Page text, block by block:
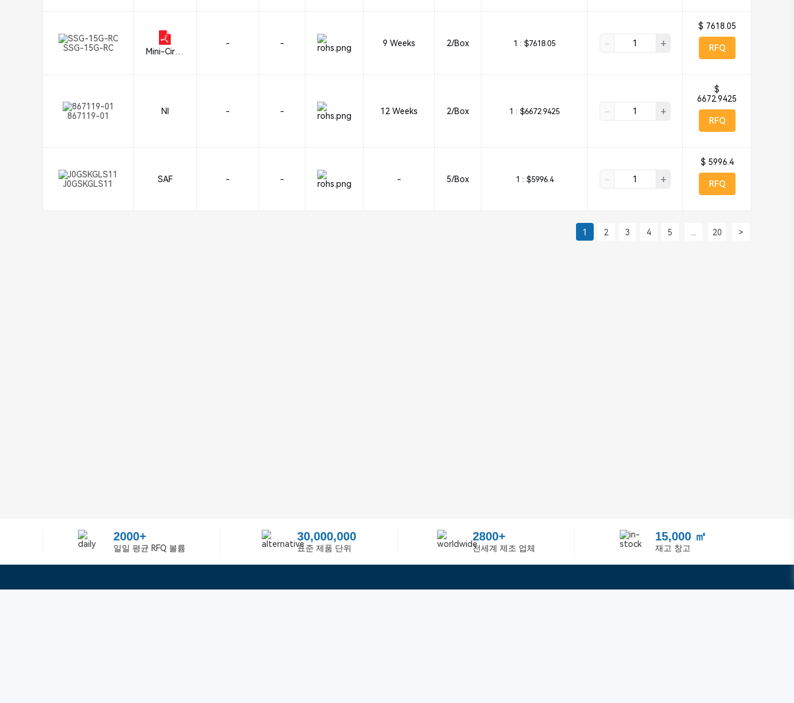
SSG-15G-RC
Mini-Circu
- - 9 Weeks 2/Box 1 : $7618.05 - +
$ 7618.05
RFQ
867119-01 NI - - 12 Weeks 2/Box 1 : $6672.9425 - +
$
6672.9425
RFQ
J0GSKGLS11 SAF - - - 5/Box 1 : $5996.4 - +
$ 5996.4
RFQ
1 2 3 4 5 20 >
2000+
일일 평균 RFQ 볼륨
30,000,000
표준 제품 단위
2800+
전세계 제조 업체
15,000 ㎡
재고 창고